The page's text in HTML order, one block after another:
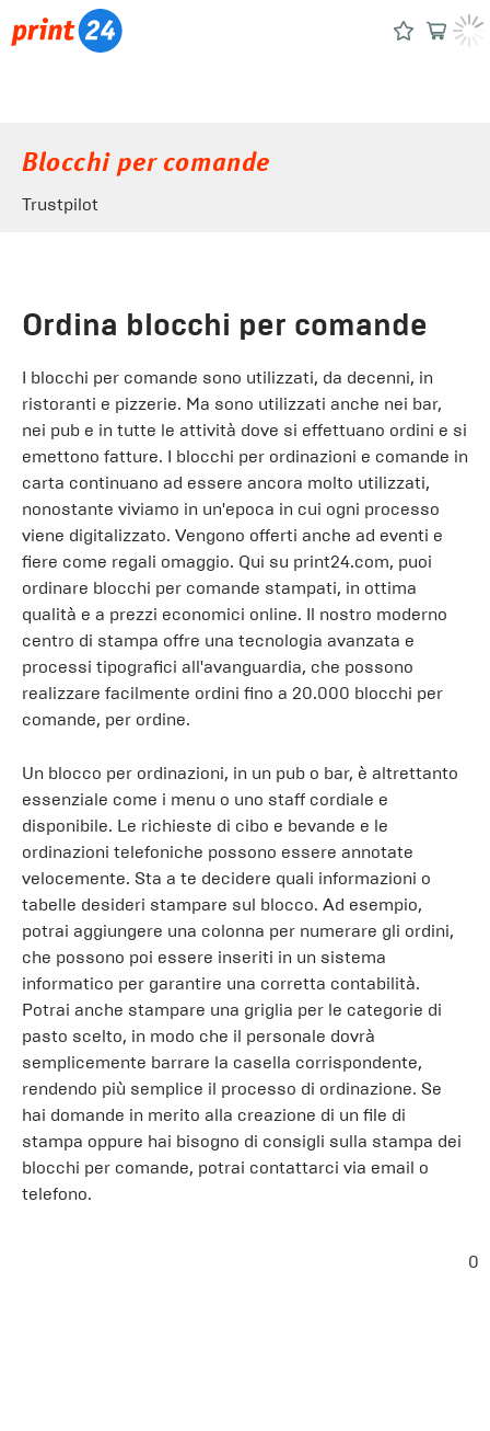
Blocchi per comande
Trustpilot
Ordina blocchi per comande
I blocchi per comande sono utilizzati, da decenni, in
ristoranti e pizzerie. Ma sono utilizzati anche nei bar,
nei pub e in tutte le attività dove si effettuano ordini e si
emettono fatture. I blocchi per ordinazioni e comande in
carta continuano ad essere ancora molto utilizzati,
nonostante viviamo in un'epoca in cui ogni processo
viene digitalizzato. Vengono offerti anche ad eventi e
fiere come regali omaggio. Qui su print24.com, puoi
ordinare blocchi per comande stampati, in ottima
qualità e a prezzi economici online. Il nostro moderno
centro di stampa offre una tecnologia avanzata e
processi tipografici all'avanguardia, che possono
realizzare facilmente ordini fino a 20.000 blocchi per
comande, per ordine.
Un blocco per ordinazioni, in un pub o bar, è altrettanto
essenziale come i menu o uno staff cordiale e
disponibile. Le richieste di cibo e bevande e le
ordinazioni telefoniche possono essere annotate
velocemente. Sta a te decidere quali informazioni o
tabelle desideri stampare sul blocco. Ad esempio,
potrai aggiungere una colonna per numerare gli ordini,
che possono poi essere inseriti in un sistema
informatico per garantire una corretta contabilità.
Potrai anche stampare una griglia per le categorie di
pasto scelto, in modo che il personale dovrà
semplicemente barrare la casella corrispondente,
rendendo più semplice il processo di ordinazione. Se
hai domande in merito alla creazione di un file di
stampa oppure hai bisogno di consigli sulla stampa dei
blocchi per comande, potrai contattarci via email o
telefono.
0